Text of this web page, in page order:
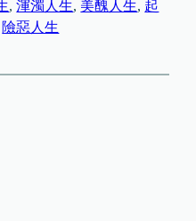
, 渾濁人生, 美醜人生, 起
險惡人生